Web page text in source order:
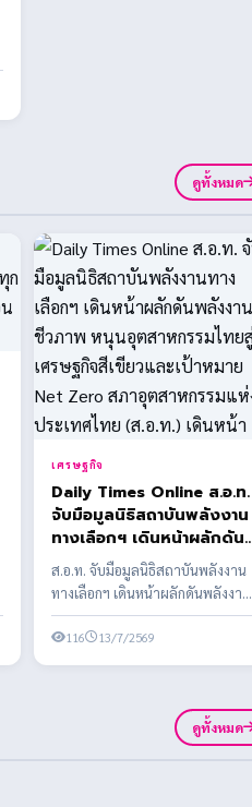
ดูทั้งหมด
เศรษฐกิจ
Daily Times Online ส.อ.ท.
จับมือมูลนิธิสถาบันพลังงาน
ทางเลือกฯ เดินหน้าผลักดัน
พลังงานชีวภาพ หนุน
อุตสาหกรรมไทยสู่เศรษฐกิจ
สีเขียวและเป้าหมาย Net
Zero สภาอุตสาหกรรมแห่ง
ส.อ.ท. จับมือมูลนิธิสถาบันพลังงาน
ทางเลือกฯ เดินหน้าผลักดันพลังงาน
ชีวภาพ หนุนอุตสาหกรรมไทยสู่
เศรษฐ...
116 13/7/2569
ดูทั้งหมด